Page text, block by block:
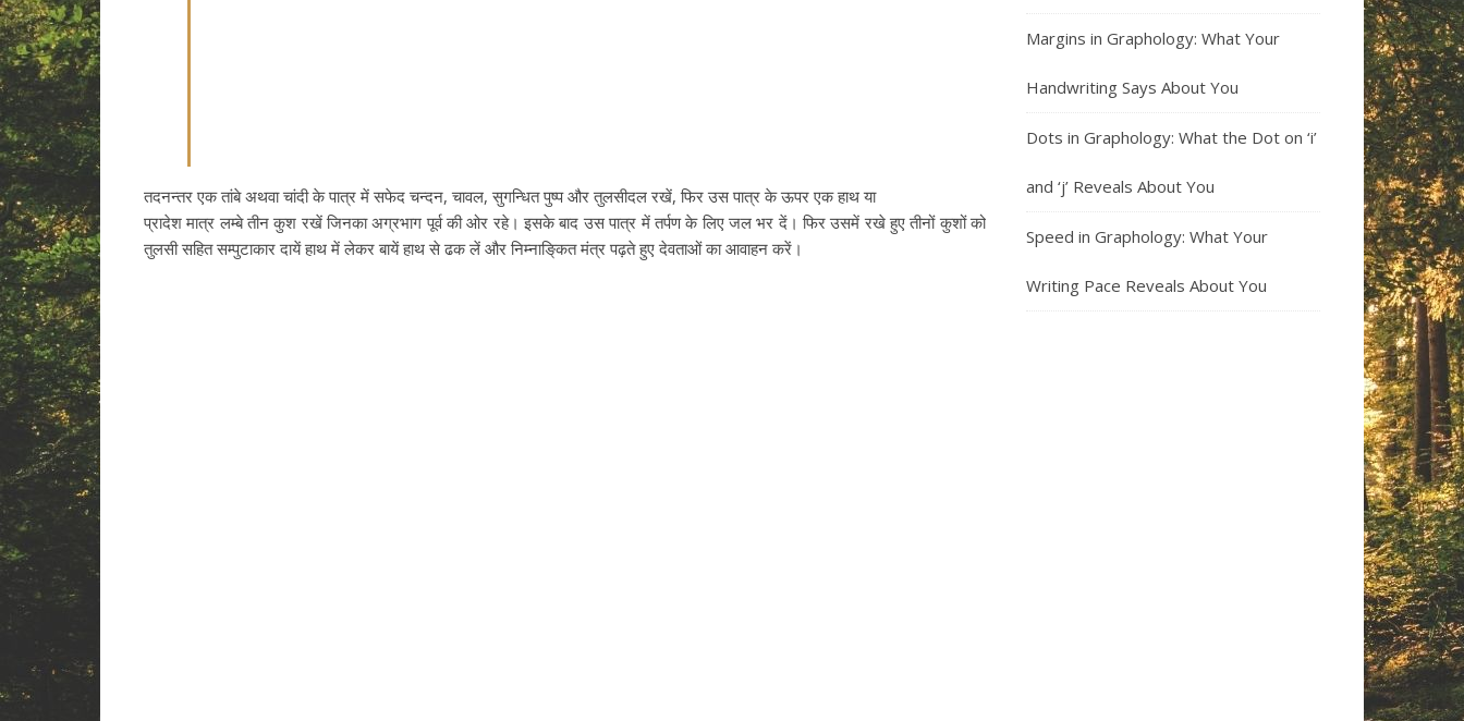
तदनन्तर एक तांबे अथवा चांदी के पात्र में सफेद चन्दन, चावल, सुगन्धित पुष्प और तुलसीदल रखें, फिर उस पात्र के ऊपर एक हाथ या
प्रादेश मात्र लम्बे तीन कुश रखें जिनका अग्रभाग पूर्व की ओर रहे। इसके बाद उस पात्र में तर्पण के लिए जल भर दें। फिर उसमें रखे हुए तीनों कुशों को
तुलसी सहित सम्पुटाकार दायें हाथ में लेकर बायें हाथ से ढक लें और निम्नाङि्‌कत मंत्र पढ़ते हुए देवताओं का आवाहन करें।
Margins in Graphology: What Your
Handwriting Says About You
Dots in Graphology: What the Dot on ‘i’
and ‘j’ Reveals About You
Speed in Graphology: What Your
Writing Pace Reveals About You